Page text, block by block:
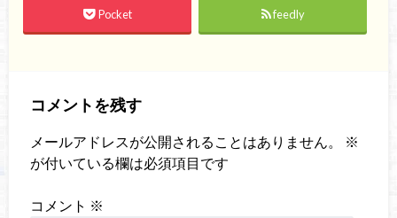
Pocket feedly
コメントを残す
メールアドレスが公開されることはありません。
※
が付いている欄は必須項目です
コメント ※